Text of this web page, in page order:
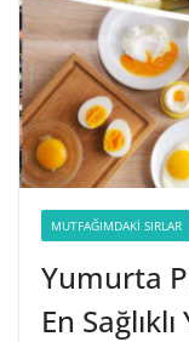
MUTFAĞIMDAKI SIRLAR
Yumurta
En